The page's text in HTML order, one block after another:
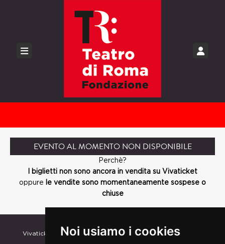
Noi usiamo i cookies
EVENTO AL MOMENTO NON DISPONIBILE
Perchè?
I biglietti non sono ancora in vendita su Vivaticket
oppure
le vendite sono momentaneamente sospese o
chiuse
Vivaticket Aiuto e Assistenza